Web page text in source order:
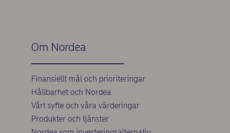
Om Nordea
Finansiellt mål och prioriteringar
Hållbarhet och Nordea
Vårt syfte och våra värderingar
Produkter och tjänster